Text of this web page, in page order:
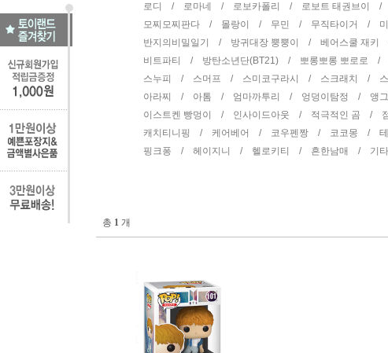
로디 / 로마네 / 로보카폴리 / 로보트 태권브이 /
모찌모찌판다 / 몰랑이 / 무민 / 무직타이거 /
반지의비밀일기 / 방귀대장 뿡뿡이 / 베어스쿨 재
비트파티 / 방탄소년단(BT21) / 뽀롱뽀롱 뽀로로 /
스누피 / 스머프 / 스미코구라시 / 스크래치 /
아라찌 / 아톰 / 엄마까투리 / 엉덩이탐정 / 앵
이스트켄 빵멍이 / 인사이드아웃 / 적극적인 곰 /
캐치티니핑 / 케어베어 / 코우펜짱 / 코코몽 /
핑크퐁 / 헤이지니 / 헬로키티 / 흔한남매 / 기
총 1 개